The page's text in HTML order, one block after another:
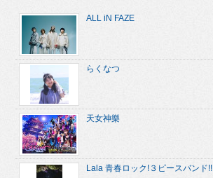
ALL iN FAZE
らくなつ
天女神樂
Lala 青春ロック!３ピースバンド!!